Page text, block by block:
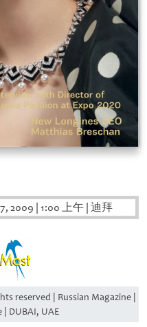
2009 1:00 上午 迪拜
reserved | Russian Magazine |
| DUBAI, UAE